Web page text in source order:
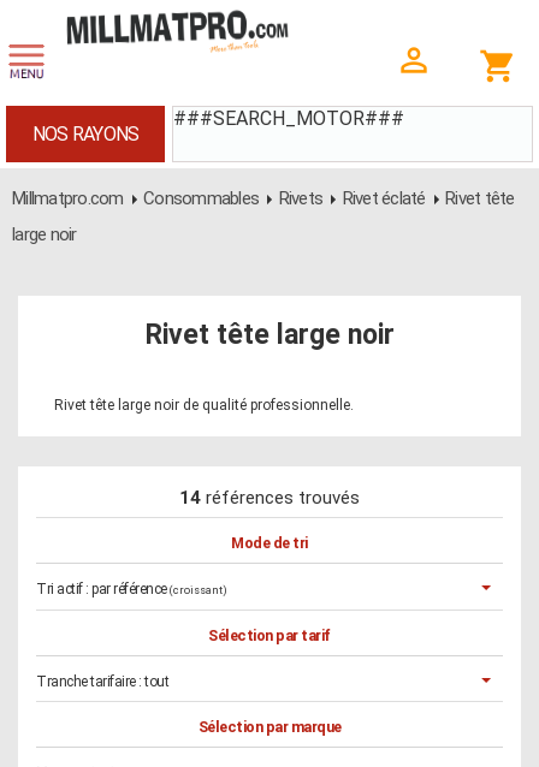
###SEARCH_MOTOR###
NOS RAYONS
Millmatpro.com Consommables Rivets Rivet éclaté
Rivet tête
large noir
Rivet tête large noir
Rivet tête large noir de qualité professionnelle.
14 références trouvés
Mode de tri
Tri actif : par référence (croissant)
Sélection par tarif
Tranche tarifaire :tout
Sélection par marque